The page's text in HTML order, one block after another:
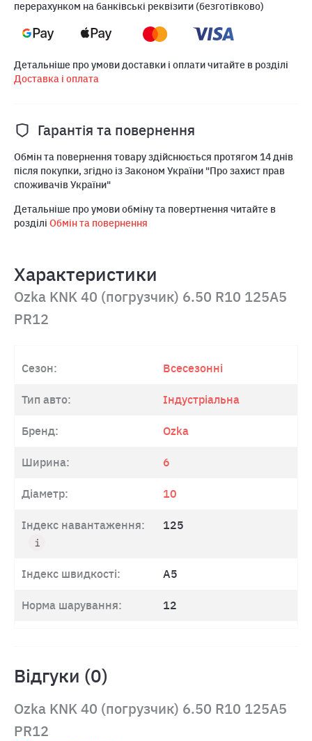
перерахунком на банківські реквізити (безготівково)
Детальніше про умови доставки і оплати читайте в розділі
Доставка і оплата
Гарантія та повернення
Обмін та повернення товару здійснюється протягом 14 днів
після покупки, згідно із Законом України "Про захист прав
споживачів України"
Детальніше про умови обміну та повертнення читайте в
розділі Обмін та повернення
Характеристики
Ozka KNK 40 (погрузчик) 6.50 R10 125A5
PR12
Сезон: Всесезонні
Тип авто: Індустріальна
Бренд: Ozka
Ширина: 6
Діаметр: 10
Індекс навантаження: 125
Індекс швидкості: A5
Норма шарування: 12
Відгуки (0)
Ozka KNK 40 (погрузчик) 6.50 R10 125A5
PR12